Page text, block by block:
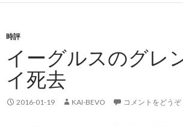
時評
イーグルスのグレ
イ死去
2016-01-19 KAI-BEVO コメントをどうぞ